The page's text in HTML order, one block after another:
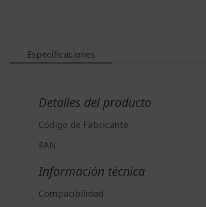
Especificaciones
Detalles del producto
Código de Fabricante
EAN
Información técnica
Compatibilidad